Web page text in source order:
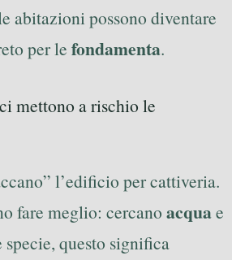
abitazioni possono diventare
per le fondamenta.
mettono a rischio le
l’edificio per cattiveria.
fare meglio: cercano acquae
questo significa